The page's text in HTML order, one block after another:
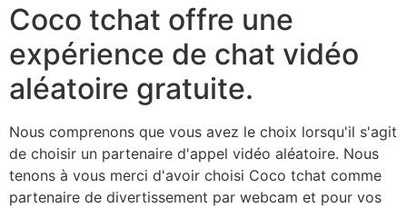
Coco tchat offre une
expérience de chat vidéo
aléatoire gratuite.
Nous comprenons que vous avez le choix lorsqu'il s'agit
de choisir un partenaire d'appel vidéo aléatoire. Nous
tenons à vous merci d'avoir choisi Coco tchat comme
partenaire de divertissement par webcam et pour vos